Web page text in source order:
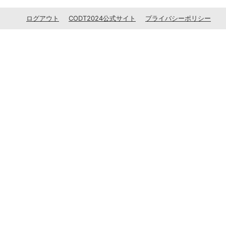
ログアウト CODT2024公式サイト プライバシーポリシー